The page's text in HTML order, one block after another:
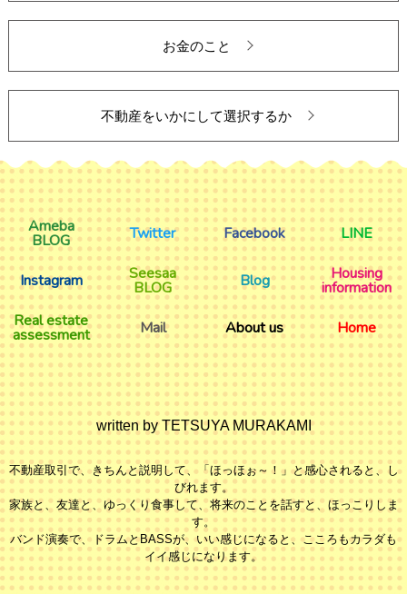
お金のこと
不動産をいかにして選択するか
Ameba
BLOG Twitter Facebook LINE
Instagram Seesaa
BLOG Blog Housing
information
Real estate
assessment Mail About us Home
written by TETSUYA MURAKAMI
不動産取引で、きちんと説明して、「ほっほぉ～！」と感心されると、し
びれます。
家族と、友達と、ゆっくり食事して、将来のことを話すと、ほっこりしま
す。
バンド演奏で、ドラムとBASSが、いい感じになると、こころもカラダも
イイ感じになります。